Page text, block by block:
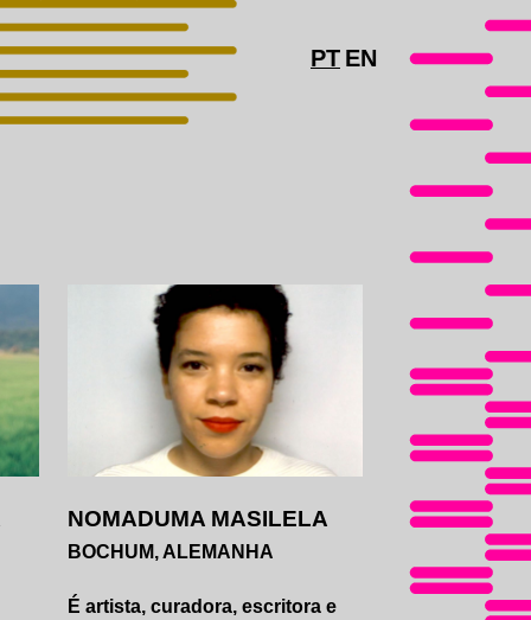
PT EN
NOMADUMA MASILELA
BOCHUM, ALEMANHA
É artista, curadora, escritora e